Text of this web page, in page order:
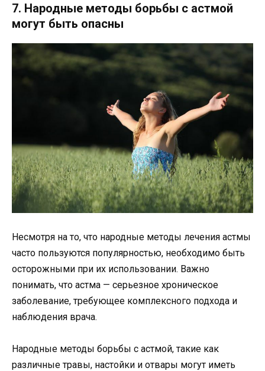
7. Народные методы борьбы с астмой
могут быть опасны
Несмотря на то, что народные методы лечения астмы
часто пользуются популярностью, необходимо быть
осторожными при их использовании. Важно
понимать, что астма — серьезное хроническое
заболевание, требующее комплексного подхода и
наблюдения врача.
Народные методы борьбы с астмой, такие как
различные травы, настойки и отвары могут иметь